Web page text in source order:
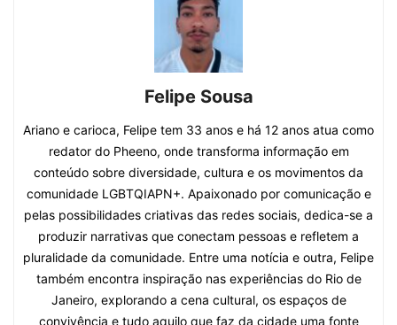
Felipe Sousa
Ariano e carioca, Felipe tem 33 anos e há 12 anos atua como
redator do Pheeno, onde transforma informação em
conteúdo sobre diversidade, cultura e os movimentos da
comunidade LGBTQIAPN+. Apaixonado por comunicação e
pelas possibilidades criativas das redes sociais, dedica-se a
produzir narrativas que conectam pessoas e refletem a
pluralidade da comunidade. Entre uma notícia e outra, Felipe
também encontra inspiração nas experiências do Rio de
Janeiro, explorando a cena cultural, os espaços de
convivência e tudo aquilo que faz da cidade uma fonte